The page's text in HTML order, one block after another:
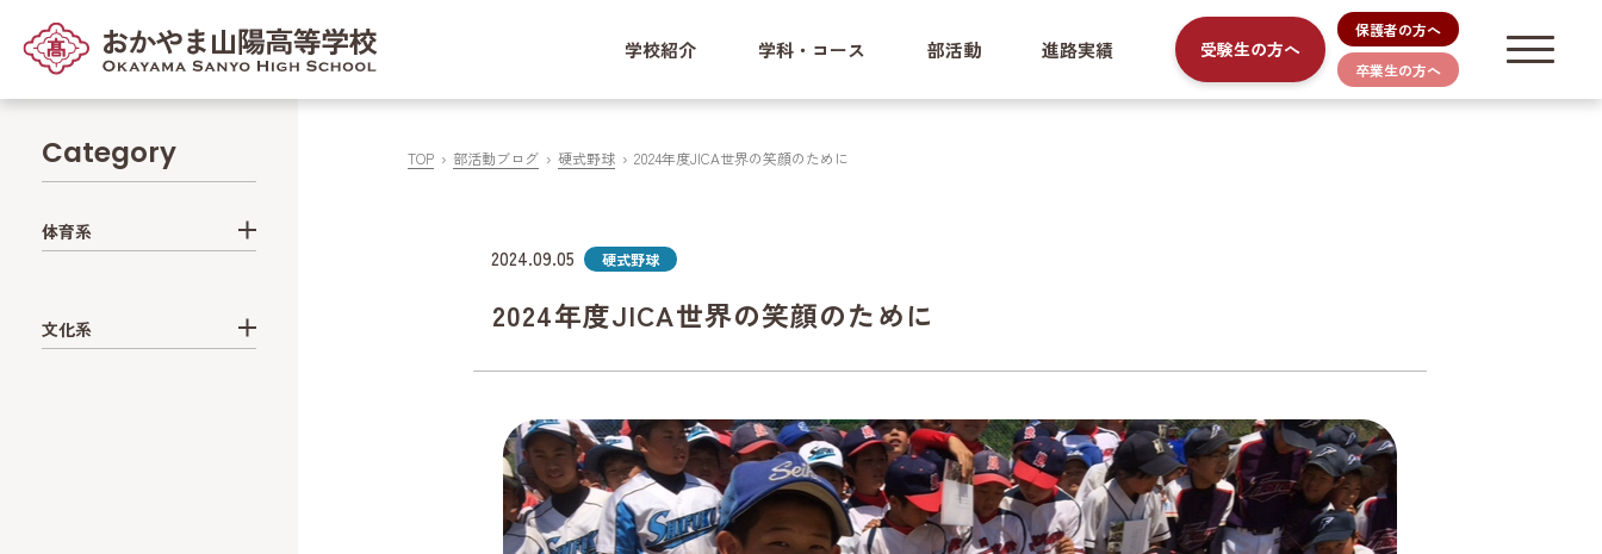
学校紹介 学科・コース 部活動 進路実績 受験生の方へ
保護者の方へ
卒業生の方へ
TOP 部活動ブログ 硬式野球 2024年度JICA世界の笑顔のために
2024.09.05 硬式野球
2024年度JICA世界の笑顔のために
Category
体育系
文化系